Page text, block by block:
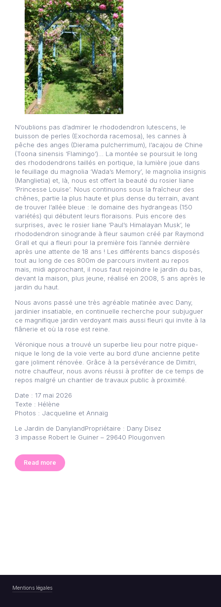
N’oublions pas d’admirer le rhododendron lutescens, le
buisson de perles (Exochorda racemosa), les cannes à
pêche des anges (Dierama pulcherrimum), l’acajou de Chine
(Toona sinensis ‘Flamingo’)… La montée se poursuit le long
des rhododendrons taillés en portique, la lumière joue dans
le feuillage du magnolia ‘Wada’s Memory’, le magnolia insignis
(Manglietia) et, là, nous est offert la beauté du rosier liane
‘Princesse Louise’. Nous continuons sous la fraîcheur des
chênes, partie la plus haute et plus dense du terrain, avant
de trouver l’allée bleue : le domaine des hydrangeas (150
variétés) qui débutent leurs floraisons. Puis encore des
surprises, avec le rosier liane ‘Paul’s Himalayan Musk’, le
rhododendron sinogrande à fleur saumon créé par Raymond
Grall et qui a fleuri pour la première fois l’année dernière
après une attente de 18 ans ! Les différents bancs disposés
tout au long de ces 800m de parcours invitent au repos
mais, midi approchant, il nous faut rejoindre le jardin du bas,
devant la maison, plus jeune, réalisé en 2008, 5 ans après le
jardin du haut.
Nous avons passé une très agréable matinée avec Dany,
jardinier insatiable, en continuelle recherche pour subjuguer
ce magnifique jardin verdoyant mais aussi fleuri qui invite à la
flânerie et où la rose est reine.
Véronique nous a trouvé un superbe lieu pour notre pique-
nique le long de la voie verte au bord d’une ancienne petite
gare joliment rénovée. Grâce à la persévérance de Dimitri,
notre chauffeur, nous avons réussi à profiter de ce temps de
repos malgré un chantier de travaux public à proximité.
Date : 17 mai 2026
Texte : Hélène
Photos : Jacqueline et Annaïg
Le Jardin de DanylandPropriétaire : Dany Disez
3 impasse Robert le Guiner – 29640 Plougonven
Read more
Mentions légales